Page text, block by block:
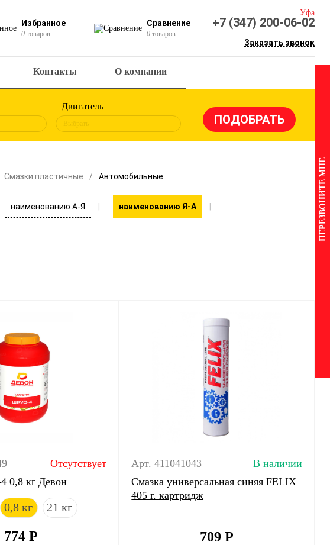
Избранное
0 товаров
Сравнение
0 товаров
Уфа
+7 (347) 200-06-02
Заказать звонок
Контакты О компании
Двигатель
Выбрать
Смазки пластичные Автомобильные
наименованию А-Я наименованию Я-А
Отсутствует
0,8 кг Девон
0,8 кг 21 кг
774Р
Арт. 411041043
В наличии
Смазка универсальная синяя FELIX
405 г. картридж
709Р
ПЕРЕЗВОНИТЕ МНЕ